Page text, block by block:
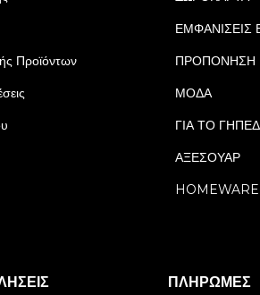
Προϊόντων
ΕΜΦΑΝΙΣΕΙΣ
ΠΡΟΠΟΝΗΣΗ
ΜΟΔΑ
ΓΙΑ ΤΟ
ΑΞΕΣΟΥΑΡ
HOMEWARE
ΠΛΗΡΩΜΈΣ